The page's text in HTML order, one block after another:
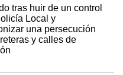
tras huir de un control
Local y
una persecución
y calles de